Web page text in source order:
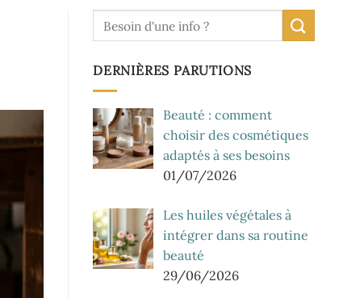
DERNIÈRES PARUTIONS
Beauté : comment
choisir des cosmétiques
adaptés à ses besoins
01/07/2026
Les huiles végétales à
intégrer dans sa routine
beauté
29/06/2026